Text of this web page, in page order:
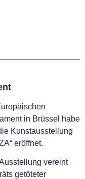
in Brüssel habe
Kunstausstellung
eröffnet.
vereint
getöteter